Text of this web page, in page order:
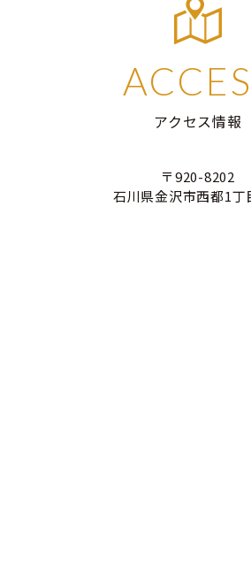
アクセス情報
〒920-8202
石川県金沢市西都1丁